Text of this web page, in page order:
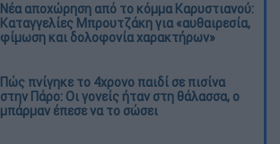
Νέα αποχώρηση από το κόμμα Καρυστιανού:
Καταγγελίες Μπρουτζάκη για «αυθαιρεσία,
φίμωση και δολοφονία χαρακτήρων»
Πώς πνίγηκε το 4χρονο παιδί σε πισίνα
στην Πάρο: Οι γονείς ήταν στη θάλασσα, ο
μπάρμαν έπεσε να το σώσει